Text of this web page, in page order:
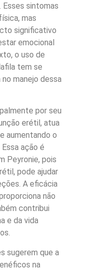
sintomas
mas
significativo
emocional
o uso de
tem se
manejo dessa
por seu
erétil, atua
aumentando o
ação é
Peyronie, pois
pode ajudar
A eficácia
não
contribui
e da vida
sugerem que a
na